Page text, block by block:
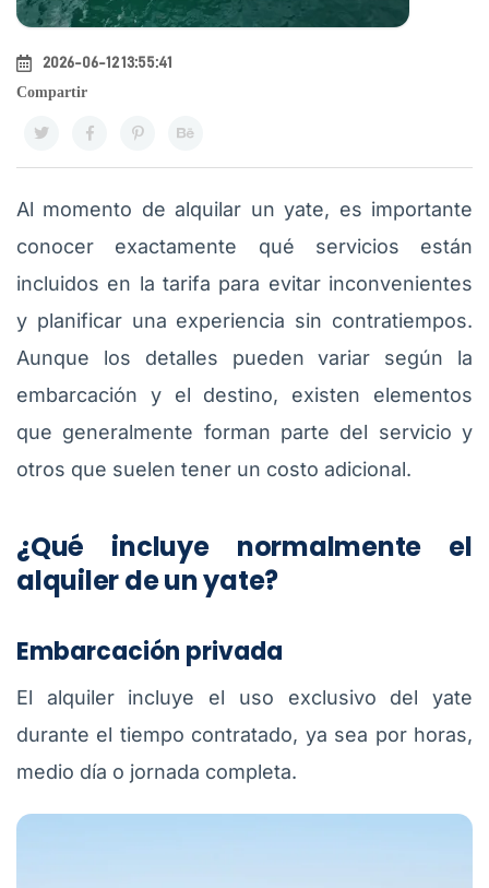
2026-06-12 13:55:41
Compartir
Al momento de alquilar un yate, es importante
conocer exactamente qué servicios están
incluidos en la tarifa para evitar inconvenientes
y planificar una experiencia sin contratiempos.
Aunque los detalles pueden variar según la
embarcación y el destino, existen elementos
que generalmente forman parte del servicio y
otros que suelen tener un costo adicional.
¿Qué incluye normalmente el
alquiler de un yate?
Embarcación privada
El alquiler incluye el uso exclusivo del yate
durante el tiempo contratado, ya sea por horas,
medio día o jornada completa.